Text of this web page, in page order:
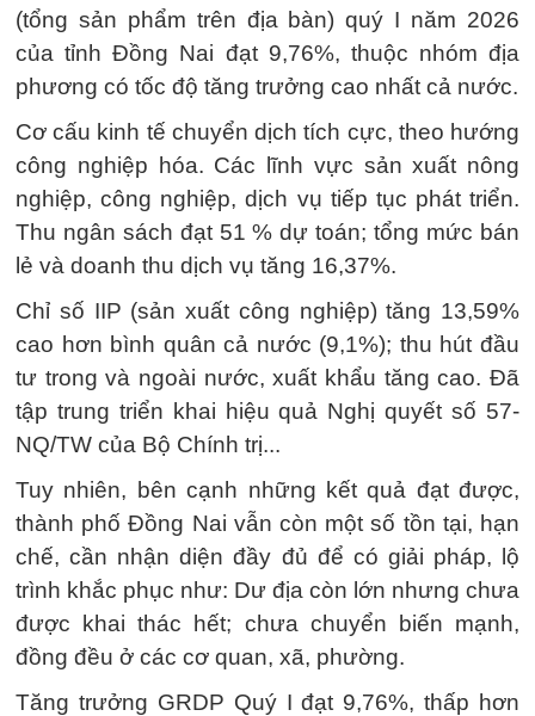
(tổng sản phẩm trên địa bàn) quý I năm 2026
của tỉnh Đồng Nai đạt 9,76%, thuộc nhóm địa
phương có tốc độ tăng trưởng cao nhất cả nước.
Cơ cấu kinh tế chuyển dịch tích cực, theo hướng
công nghiệp hóa. Các lĩnh vực sản xuất nông
nghiệp, công nghiệp, dịch vụ tiếp tục phát triển.
Thu ngân sách đạt 51 % dự toán; tổng mức bán
lẻ và doanh thu dịch vụ tăng 16,37%.
Chỉ số IIP (sản xuất công nghiệp) tăng 13,59%
cao hơn bình quân cả nước (9,1%); thu hút đầu
tư trong và ngoài nước, xuất khẩu tăng cao. Đã
tập trung triển khai hiệu quả Nghị quyết số 57-
NQ/TW của Bộ Chính trị...
Tuy nhiên, bên cạnh những kết quả đạt được,
thành phố Đồng Nai vẫn còn một số tồn tại, hạn
chế, cần nhận diện đầy đủ để có giải pháp, lộ
trình khắc phục như: Dư địa còn lớn nhưng chưa
được khai thác hết; chưa chuyển biến mạnh,
đồng đều ở các cơ quan, xã, phường.
Tăng trưởng GRDP Quý I đạt 9,76%, thấp hơn